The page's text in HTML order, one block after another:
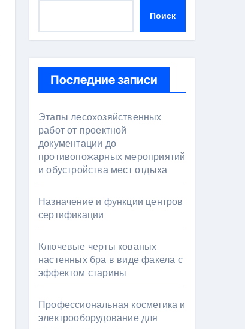
Поиск
Последние записи
Этапы лесохозяйственных
работ от проектной
документации до
противопожарных мероприятий
и обустройства мест отдыха
Назначение и функции центров
сертификации
Ключевые черты кованых
настенных бра в виде факела с
эффектом старины
Профессиональная косметика и
электрооборудование для